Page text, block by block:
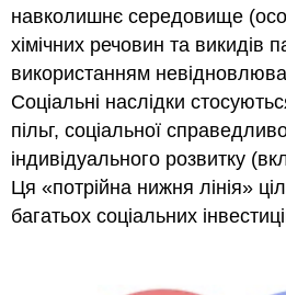
навколишнє середовище
хімічних речовин та викидів
використанням
Соціальні наслідки
пільг, соціальної
індивідуального розвитку
Ця «потрійна нижня лінія»
багатьох соціальних